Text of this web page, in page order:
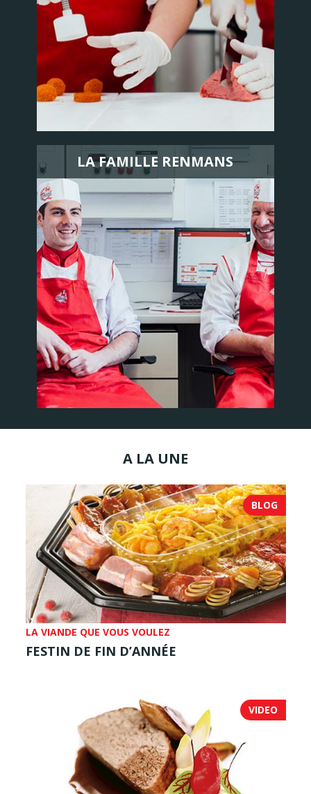
LA FAMILLE RENMANS
A LA UNE
BLOG
LA VIANDE QUE VOUS VOULEZ
FESTIN DE FIN D’ANNÉE
VIDEO